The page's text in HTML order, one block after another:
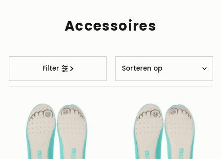
Accessoires
Filter
op
Uitgelicht
Meest relevant
Best verkopende
Alfabetisch: A-Z
Alfabetisch: Z-A